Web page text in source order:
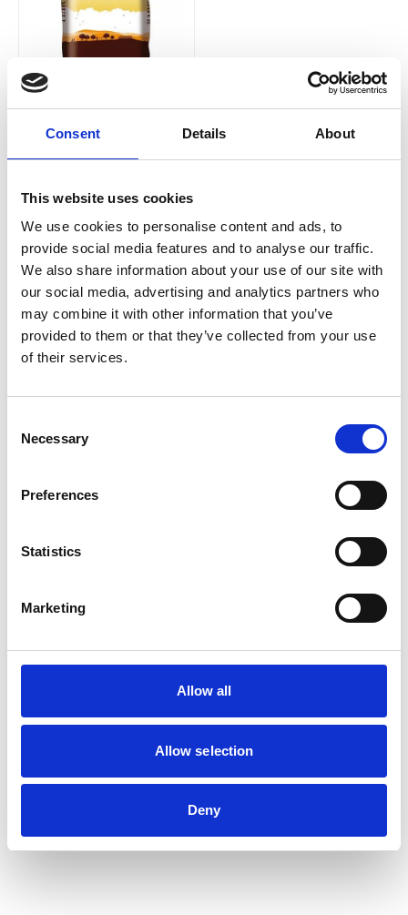
Consent Details About
This website uses cookies
We use cookies to personalise content and ads, to
provide social media features and to analyse our traffic.
We also share information about your use of our site with
our social media, advertising and analytics partners who
may combine it with other information that you’ve
provided to them or that they’ve collected from your use
of their services.
Selection
Necessary
Preferences
Statistics
Marketing
Allow all
Allow selection
Deny
Barkmull
69SEK